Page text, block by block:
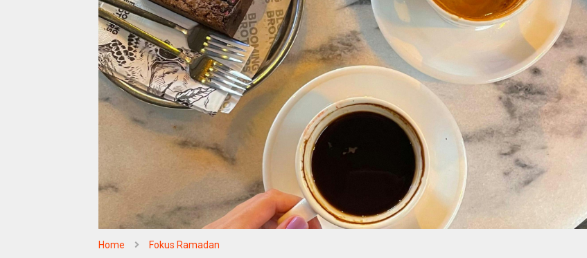
Home Fokus Ramadan